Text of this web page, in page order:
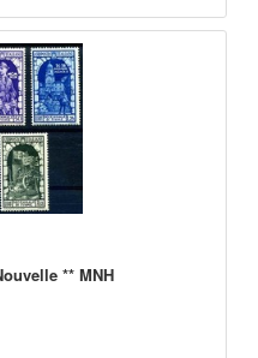
** MNH